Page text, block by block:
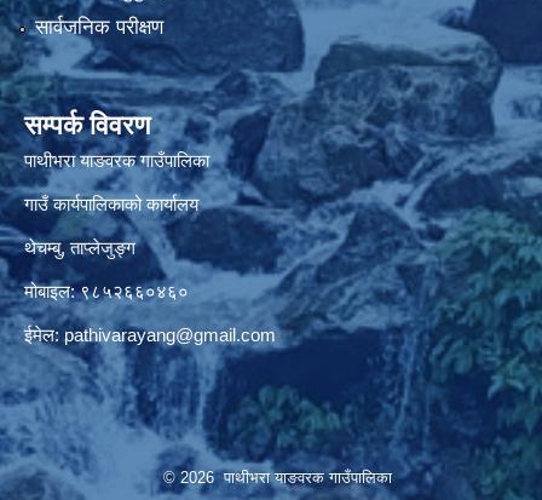
सार्वजनिक परीक्षण
सम्पर्क विवरण
पाथीभरा याङवरक गाउँपालिका
गाउँ कार्यपालिकाको कार्यालय
थेचम्बु, ताप्लेजुङ्ग
मोबाइल: ९८५२६६०४६०
ईमेल:pathivarayang@gmail.com
© 2026 पाथीभरा याङवरक गाउँपालिका